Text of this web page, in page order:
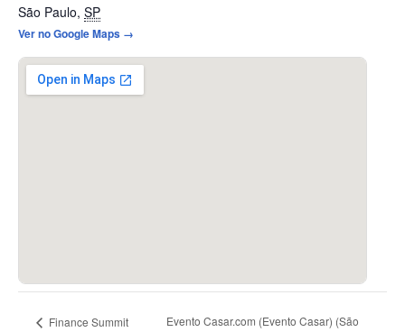
São Paulo, SP
Ver no Google Maps →
Finance Summit
Evento Casar.com (Evento Casar) (São